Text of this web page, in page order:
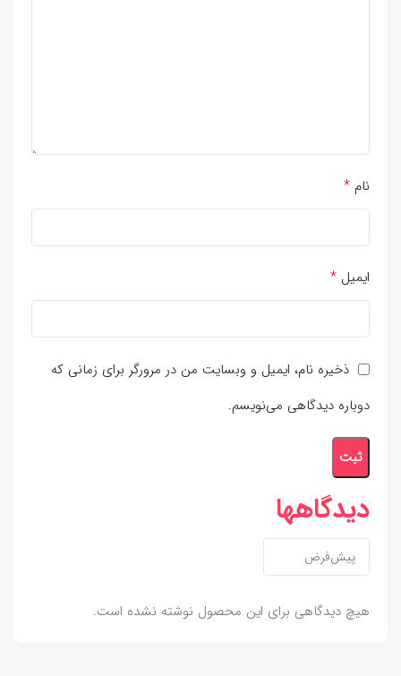
دیدگاهها
هیچ دیدگاهی برای این محصول نوشته نشده است.
نام *
ایمیل *
ذخیره نام، ایمیل و وبسایت من در مرورگر برای زمانی که
دوباره دیدگاهی می‌نویسم.